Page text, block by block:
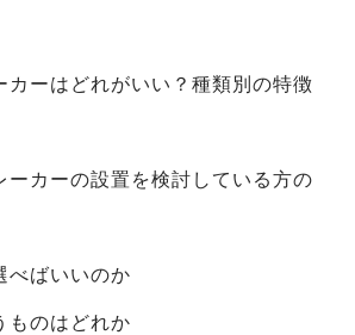
カーはどれがいい？種類別の特徴
ーカーの設置を検討している方の
べばいいのか
ものはどれか
よくあるご質問